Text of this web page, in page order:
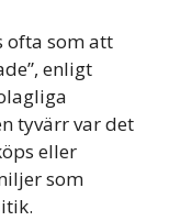
ofta som att
enligt
tyvärr var det
eller
som